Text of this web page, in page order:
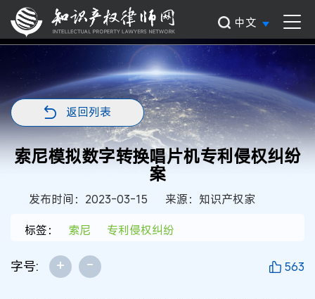
中文
返回列表
索尼模拟数字转换唱片机专利侵权纠纷
案
发布时间：2023-03-15
来源：知识产权家
标签：
索尼 专利侵权纠纷
字号: + - 563